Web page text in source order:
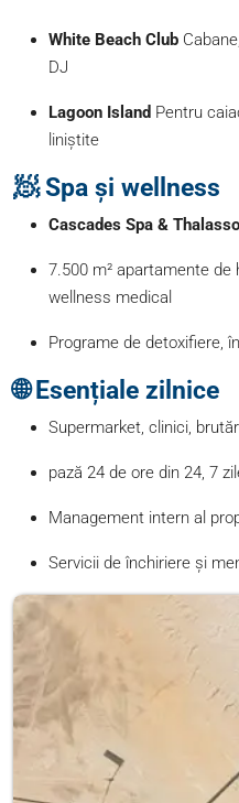
White Beach Club
DJ
Lagoon Island Pentru
liniștite
🧖 Spa și wellness
Cascades Spa &
7.500 m² apartamente de
wellness medical
Programe de detoxifiere,
🌐 Esențiale zilnice
Supermarket, clinici,
pază 24 de ore din 24, 7
Management intern al
Servicii de închiriere și